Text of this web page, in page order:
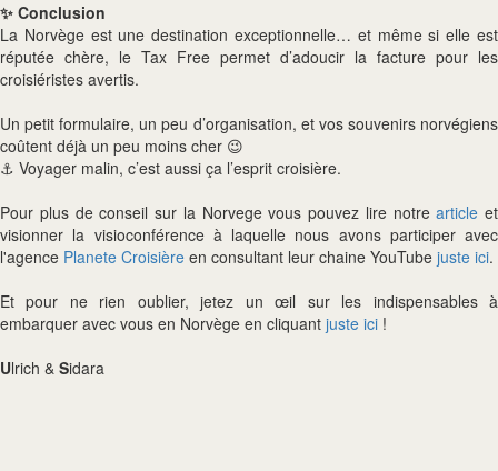
✨ Conclusion
La Norvège est une destination exceptionnelle… et même si elle est
réputée chère, le Tax Free permet d’adoucir la facture pour les
croisiéristes avertis.
Un petit formulaire, un peu d’organisation, et vos souvenirs norvégiens
coûtent déjà un peu moins cher 😉
⚓ Voyager malin, c’est aussi ça l’esprit croisière.
Pour plus de conseil sur la Norvege vous pouvez lire notrearticle et
visionner la visioconférence à laquelle nous avons participer avec
l'agence Planete Croisière en consultant leur chaine YouTube juste ici.
Et pour ne rien oublier, jetez un œil sur les indispensables à
embarquer avec vous en Norvège en cliquant juste ici !
Ulrich & Sidara